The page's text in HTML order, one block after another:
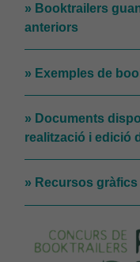
» Booktrailers
anteriors
» Exemples de
» Documents
realització i edició
» Recursos